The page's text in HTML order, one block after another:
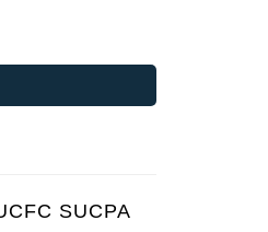
SUCPA